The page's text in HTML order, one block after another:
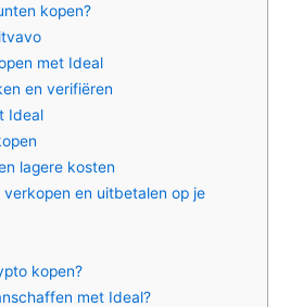
kopen?
met Ideal
en verifiëren
Ideal
lagere kosten
en uitbetalen op je
kopen?
met Ideal?